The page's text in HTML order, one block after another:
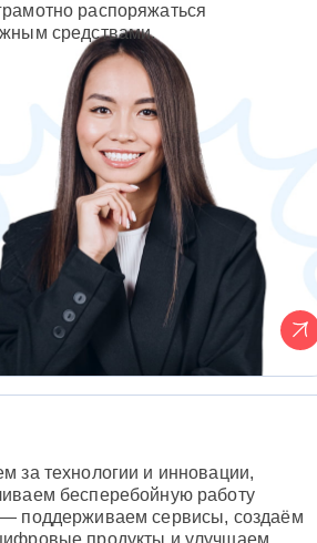
распоряжаться
средствами.
за технологии и инновации,
бесперебойную работу
поддерживаем сервисы, создаём
продукты и улучшаем